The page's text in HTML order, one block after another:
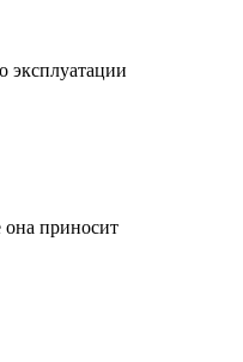
эксплуатации
она приносит